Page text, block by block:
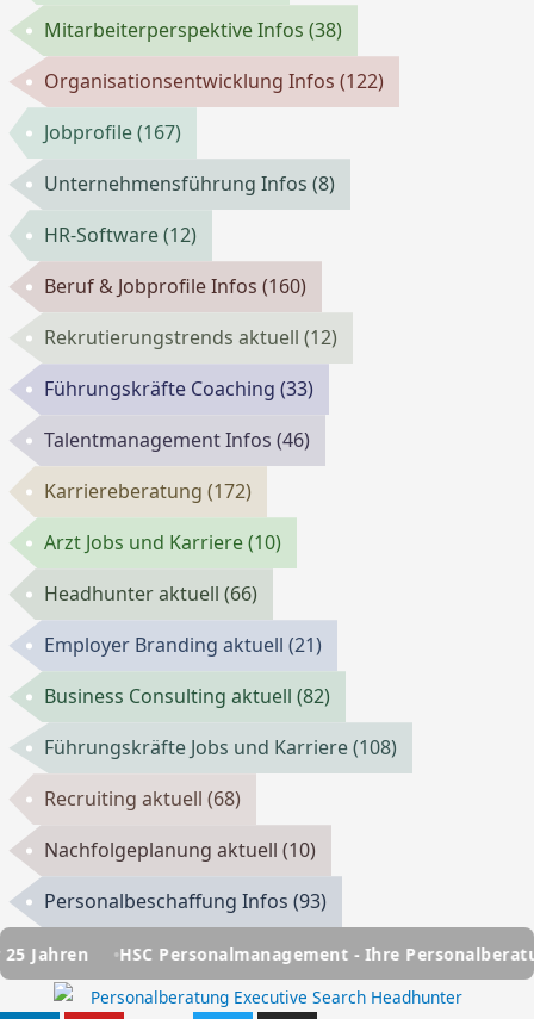
Mitarbeiterperspektive Infos(38)
Organisationsentwicklung Infos(122)
Jobprofile(167)
Unternehmensführung Infos(8)
HR-Software(12)
Beruf & Jobprofile Infos(160)
Rekrutierungstrends aktuell(12)
Führungskräfte Coaching(33)
Talentmanagement Infos(46)
Karriereberatung(172)
Arzt Jobs und Karriere(10)
Headhunter aktuell(66)
Employer Branding aktuell(21)
Business Consulting aktuell(82)
Führungskräfte Jobs und Karriere(108)
Recruiting aktuell(68)
Nachfolgeplanung aktuell(10)
Personalbeschaffung Infos(93)
HSC Personalmanagement - Ihre Personalberatung seit